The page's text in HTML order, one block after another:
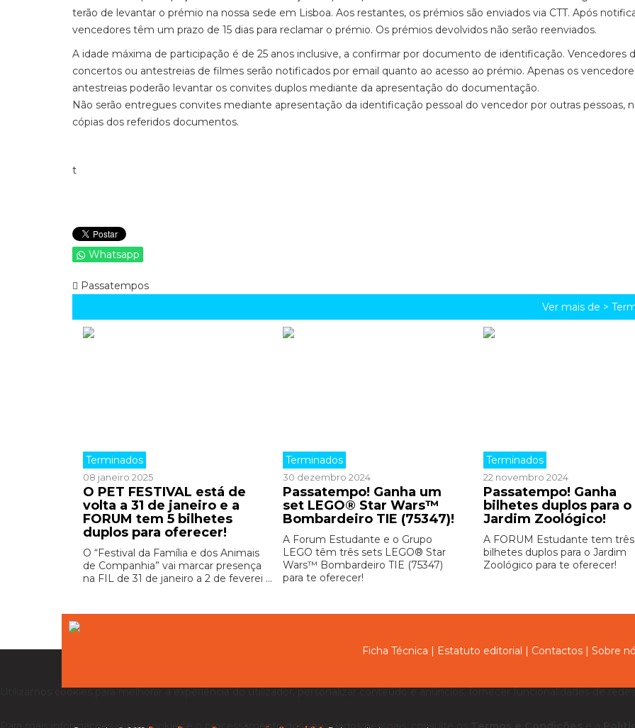
terão de levantar o prémio na nossa sede em Lisboa. Aos restantes, os prémios são enviados via CTT. Após
vencedores têm um prazo de 15 dias para reclamar o prémio. Os prémios devolvidos não serão reenviados.
A idade máxima de participação é de 25 anos inclusive, a confirmar por documento de identificação. Vencedores
concertos ou antestreias de filmes serão notificados por email quanto ao acesso ao prémio. Apenas os
antestreias poderão levantar os convites duplos mediante da apresentação do documentação.
Não serão entregues convites mediante apresentação da identificação pessoal do vencedor por outras pessoas,
cópias dos referidos documentos.
t
Whatsapp
Passatempos
Ver mais de >
Terminados
08 janeiro 2025
O PET FESTIVAL está de
volta a 31 de janeiro e a
FORUM tem 5 bilhetes
duplos para oferecer!
O “Festival da Família e dos Animais
de Companhia” vai marcar presença
na FIL de 31 de janeiro a 2 de feverei ...
Terminados
30 dezembro 2024
Passatempo! Ganha um
set LEGO® Star Wars™
Bombardeiro TIE (75347)!
A Forum Estudante e o Grupo
LEGO têm três sets LEGO® Star
Wars™ Bombardeiro TIE (75347)
para te oferecer!
Terminados
22 novembro 2024
Passatempo! Ganha
bilhetes duplos para o
Jardim Zoológico!
A FORUM Estudante tem três
bilhetes duplos para o Jardim
Zoológico para te oferecer!
Ficha Técnica | Estatuto editorial | Contactos | Sobre
Utilizamos cookies para melhorar a experiência do utilizador, personalizar conteúdo e anúncios, fornecer funcionalidades de